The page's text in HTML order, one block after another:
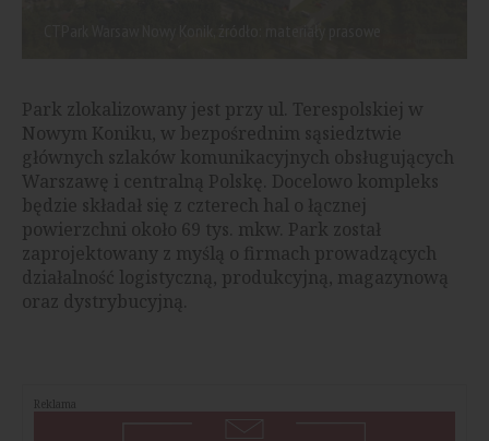
Park zlokalizowany jest przy ul. Terespolskiej w
Nowym Koniku, w bezpośrednim sąsiedztwie
głównych szlaków komunikacyjnych obsługujących
Warszawę i centralną Polskę. Docelowo kompleks
będzie składał się z czterech hal o łącznej
powierzchni około 69 tys. mkw. Park został
zaprojektowany z myślą o firmach prowadzących
działalność logistyczną, produkcyjną, magazynową
oraz dystrybucyjną.
Reklama